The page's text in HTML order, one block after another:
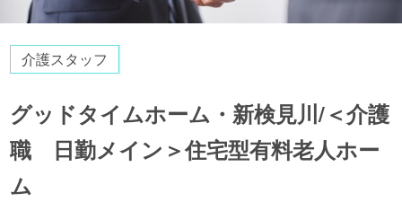
介護スタッフ
グッドタイムホーム・新検見川/＜介護
職 日勤メイン＞住宅型有料老人ホー
ム